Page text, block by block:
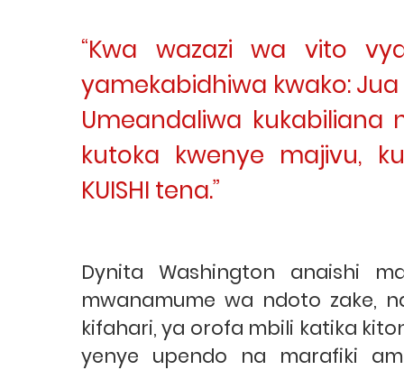
“Kwa wazazi wa vito
yamekabidhiwa kwako:
Umeandaliwa kukabiliana
kutoka kwenye majivu,
KUISHI tena.”
Dynita Washington anaishi
mwanamume wa ndoto zake,
kifahari, ya orofa mbili katika
yenye upendo na marafiki